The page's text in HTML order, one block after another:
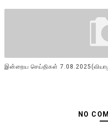
இன்றைய செய்திகள்
NO